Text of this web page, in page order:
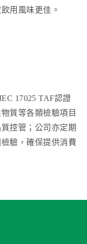
用風味更佳。
17025 TAF認證
質等各類檢驗項目
控管；公司亦定期
驗，確保提供消費